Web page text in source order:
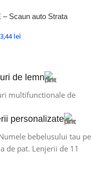
– Scaun auto Strata
lei
de lemn
multifunctionale de
personalizate
bebelusului tau pe
de pat. Lenjerii de 11